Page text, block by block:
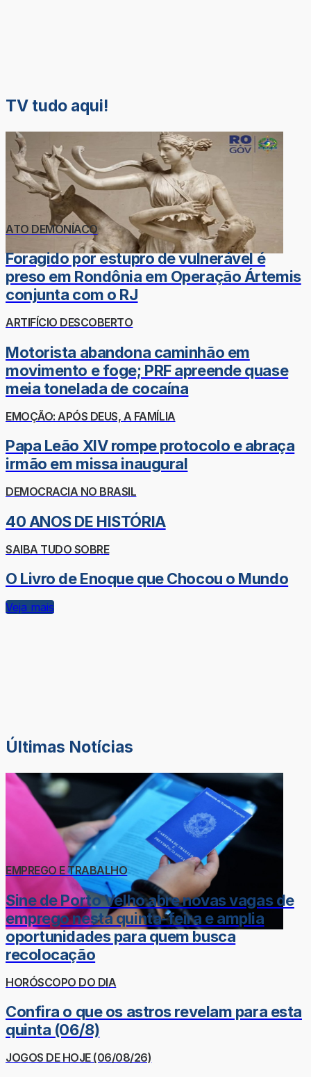
TV tudo aqui!
ATO DEMONÍACO
Foragido por estupro de vulnerável é
preso em Rondônia em Operação Ártemis
conjunta com o RJ
ARTIFÍCIO DESCOBERTO
Motorista abandona caminhão em
movimento e foge; PRF apreende quase
meia tonelada de cocaína
EMOÇÃO: APÓS DEUS, A FAMÍLIA
Papa Leão XIV rompe protocolo e abraça
irmão em missa inaugural
DEMOCRACIA NO BRASIL
40 ANOS DE HISTÓRIA
SAIBA TUDO SOBRE
O Livro de Enoque que Chocou o Mundo
Veja mais
Últimas Notícias
EMPREGO E TRABALHO
Sine de Porto Velho abre novas vagas de
emprego nesta quinta-feira e amplia
oportunidades para quem busca
recolocação
HORÓSCOPO DO DIA
Confira o que os astros revelam para esta
quinta (06/8)
JOGOS DE HOJE (06/08/26)